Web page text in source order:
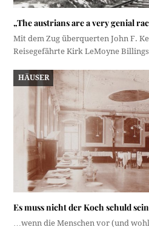
„The austrians are a very genial
Mit dem Zug überquerten John F.
Reisegefährte Kirk LeMoyne
HÄUSER
Es muss nicht der Koch schuld
…wenn die Menschen vor (und